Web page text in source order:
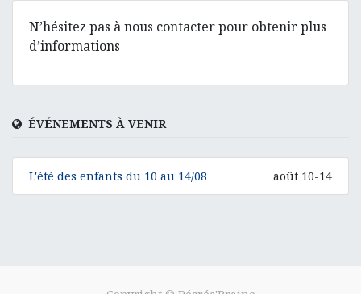
N’hésitez pas à nous contacter pour obtenir plus
d’informations
ÉVÉNEMENTS À VENIR
L'été des enfants du 10 au 14/08 août 10-14